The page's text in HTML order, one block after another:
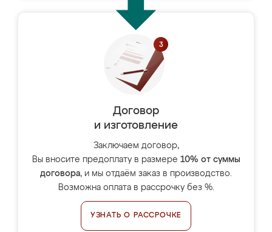
Договор
и изготовление
Заключаем договор,
Вы вносите предоплату в размере 10% от суммы
договора, и мы отдаём заказ в производство.
Возможна оплата в рассрочку без %.
УЗНАТЬ О РАССРОЧКЕ